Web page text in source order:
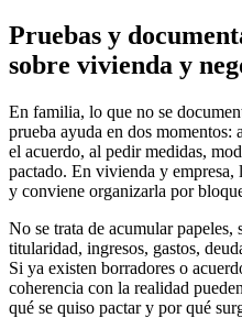
Pruebas y
sobre vivienda y
En familia, lo que no se
prueba ayuda en dos
el acuerdo, al pedir medidas,
pactado. En vivienda y empresa,
y conviene organizarla por
No se trata de acumular
titularidad, ingresos, gastos,
Si ya existen borradores o
coherencia con la realidad
qué se quiso pactar y por qué